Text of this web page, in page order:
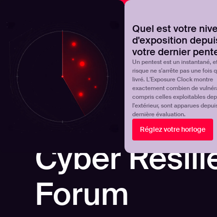
Quel est votre
d'exposition
votre dernier
Un pentest est un instantané,
risque ne s'arrête pas une fois
livré. L'Exposure Clock montre
exactement combien de
compris celles exploitables
l'extérieur, sont apparues
dernière évaluation.
Réglez votre horloge
Découvrez où en est réellement votre programme
Products Solutions
Cyber
Forum